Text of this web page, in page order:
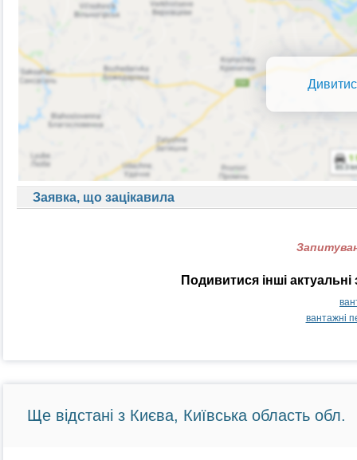
Заявка, що зацікавила
Подивитися інші
вантажні
Ще відстані з Києва, Київська область обл.